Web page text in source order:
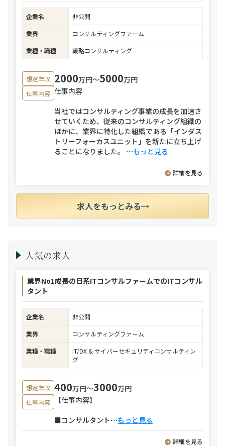
企業名
非公開
業界
コンサルティングファーム
業種・職種
戦略コンサルティング
想定年収 2000万円〜5000万円
仕事内容 仕事内容
当社ではコンサルティング事業の成長を加速さ
せていくため、従来のコンサルティング組織の
ほかに、業界に特化した組織である「インダス
トリーフォーカスユニット」を新たに立ち上げ
ることになりました。 ⋯もっと見る
詳細を見る
求人をもっとみる
人気の求人
業界No1成長の日系ITコンサルファームでのITコンサル
タント
企業名
非公開
業界
コンサルティングファーム
業種・職種
IT/DX & サイバーセキュリティコンサルティン
グ
想定年収 400万円〜3000万円
仕事内容
【仕事内容】
■コンサルタント⋯もっと見る
詳細を見る